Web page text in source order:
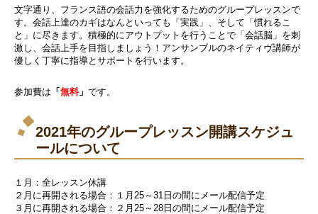
文字通り、フランス語の会話力を強化するためのグループレッスンで
す。会話上達のカギはなんといっても「実践」、そして「慣れるこ
と」に尽きます。積極的にアウトプットを行うことで「会話脳」を刺
激し、会話上手を目指しましょう！アンサンブルのネイティヴ講師が
優しく丁寧に指導とサポートを行います。
参加費は 「 無料」 です。
2021年のグループレッスン開講スケジュ
ールについて
１月：全レッスン休講
２月に再開される場合：１月25～31日の間にメール配信予定
３月に再開される場合：２月25～28日の間にメール配信予定